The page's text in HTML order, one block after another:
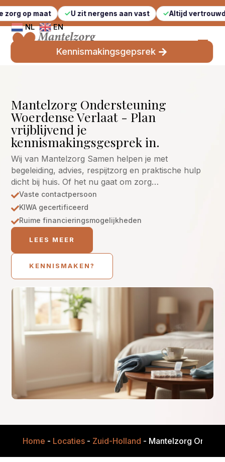
U zit nergens aan vast Altijd vertrouwde
NL EN
Kennismakingsgepsrek
Mantelzorg Ondersteuning
Woerdense Verlaat - Plan
vrijblijvend je
kennismakingsgesprek in.
Wij van Mantelzorg Samen helpen je met
begeleiding, advies, respijtzorg en praktische hulp
dicht bij huis. Of het nu gaat om zorg…
Vaste contactpersoon
KIWA gecertificeerd
Ruime financieringsmogelijkheden
LEES MEER
KENNISMAKEN?
Home - Locaties- Zuid-Holland - Mantelzorg